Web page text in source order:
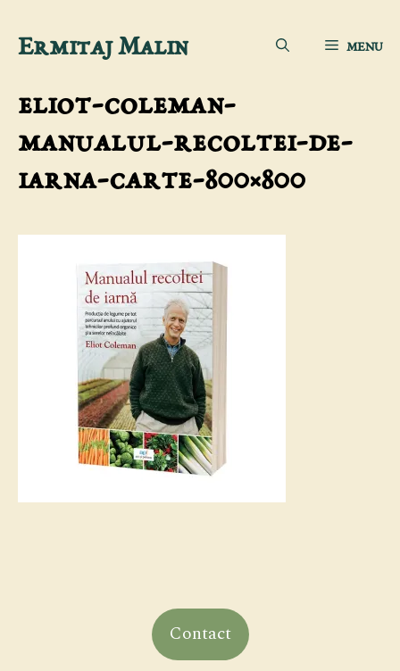
SariErmitaj Malin MENU
eliot-coleman-
manualul-recoltei-de-
iarna-carte-800×800
Contact